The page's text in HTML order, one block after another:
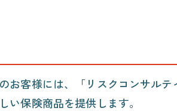
お客様には、「リスクコンサルテ
保険商品を提供します。